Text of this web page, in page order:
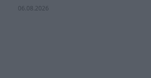
06.08.2026